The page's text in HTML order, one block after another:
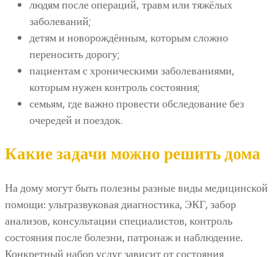
людям после операций, травм или тяжёлых
заболеваний;
детям и новорождённым, которым сложно
переносить дорогу;
пациентам с хроническими заболеваниями,
которым нужен контроль состояния;
семьям, где важно провести обследование без
очередей и поездок.
Какие задачи можно решить дома
На дому могут быть полезны разные виды медицинской
помощи: ультразвуковая диагностика, ЭКГ, забор
анализов, консультации специалистов, контроль
состояния после болезни, патронаж и наблюдение.
Конкретный набор услуг зависит от состояния